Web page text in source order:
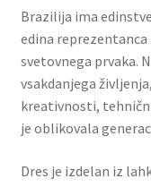
Brazilija ima
edina
svetovnega prvaka.
vsakdanjega
kreativnosti,
je oblikovala
Dres je izdelan iz